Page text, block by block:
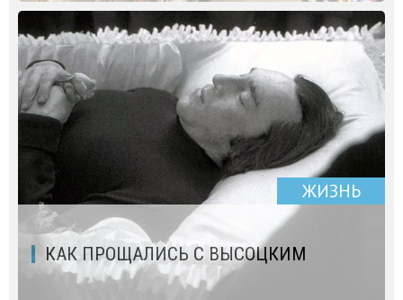
ЖИЗНЬ
КАК ПРОЩАЛИСЬ С ВЫСОЦКИМ